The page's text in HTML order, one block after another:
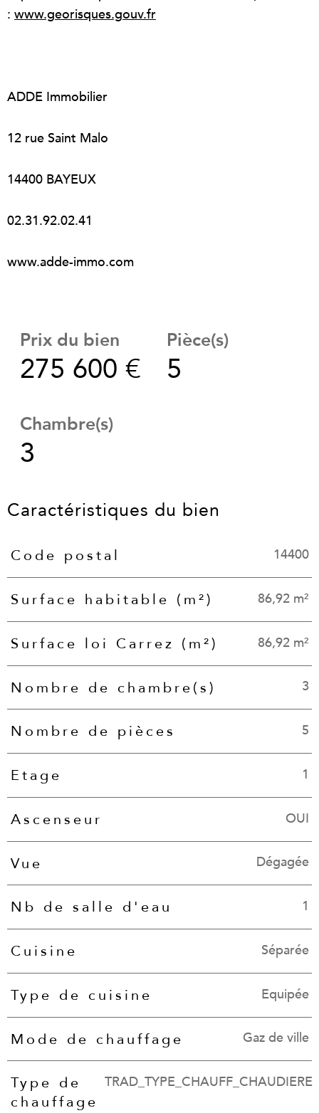
: www.georisques.gouv.fr
ADDE Immobilier
12 rue Saint Malo
14400 BAYEUX
02.31.92.02.41
www.adde-immo.com
Prix du bien
275 600 €
Pièce(s)
5
Chambre(s)
3
Caractéristiques du bien
Caractéristiques Valeurs
Code postal 14400
Surface habitable (m²) 86,92 m²
Surface loi Carrez (m²) 86,92 m²
Nombre de chambre(s) 3
Nombre de pièces 5
Etage 1
Ascenseur OUI
Vue Dégagée
Nb de salle d'eau 1
Cuisine Séparée
Type de cuisine Equipée
Mode de chauffage Gaz de ville
Type de
chauffage
TRAD_TYPE_CHAUFF_CHAUDIERE